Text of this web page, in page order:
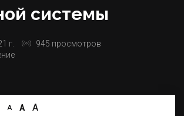
системы
г.
945 просмотров
А А А